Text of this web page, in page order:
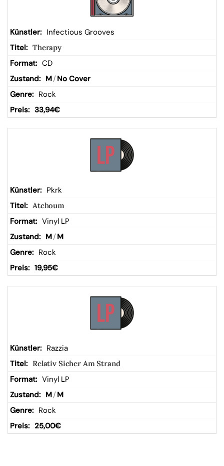
Infectious Grooves
Therapy
CD
M/ No Cover
Rock
33,94€
Pkrk
Atchoum
Vinyl LP
M/ M
Rock
19,95€
Razzia
Relativ Sicher Am Strand
Vinyl LP
M/ M
Rock
25,00€